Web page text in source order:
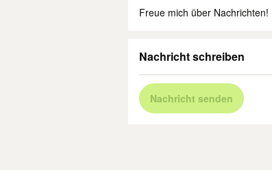
Freue mich über Nachrichten!
Nachricht schreiben
Nachricht senden